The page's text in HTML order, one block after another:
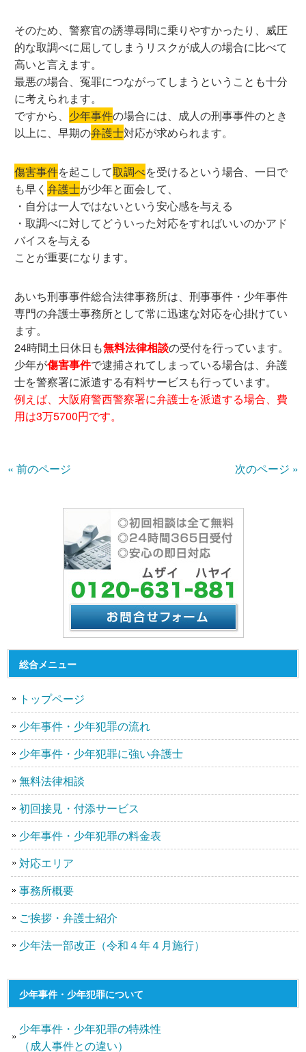
そのため、警察官の誘導尋問に乗りやすかったり、威圧
的な取調べに屈してしまうリスクが成人の場合に比べて
高いと言えます。
最悪の場合、冤罪につながってしまうということも十分
に考えられます。
ですから、 少年事件の場合には、成人の刑事事件のとき
以上に、早期の弁護士対応が求められます。
傷害事件を起こして取調べを受けるという場合、一日で
も早く弁護士が少年と面会して、
・自分は一人ではないという安心感を与える
・取調べに対してどういった対応をすればいいのかアド
バイスを与える
ことが重要になります。
あいち刑事事件総合法律事務所は、刑事事件・少年事件
専門の弁護士事務所として常に迅速な対応を心掛けてい
ます。
24時間土日休日も無料法律相談の受付を行っています。
少年が傷害事件で逮捕されてしまっている場合は、弁護
士を警察署に派遣する有料サービスも行っています。
例えば、大阪府警西警察署に弁護士を派遣する場合、費
用は3万5700円です。
« 前のページ 次のページ »
総合メニュー
トップページ
少年事件・少年犯罪の流れ
少年事件・少年犯罪に強い弁護士
無料法律相談
初回接見・付添サービス
少年事件・少年犯罪の料金表
対応エリア
事務所概要
ご挨拶・弁護士紹介
少年法一部改正（令和４年４月施行）
少年事件・少年犯罪について
少年事件・少年犯罪の特殊性
（成人事件との違い）